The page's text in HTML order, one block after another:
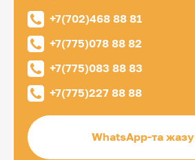
+7(702)468 88 81
+7(775)078 88 82
+7(775)083 88 83
+7(775)227 88 88
WhatsApp-та жазу